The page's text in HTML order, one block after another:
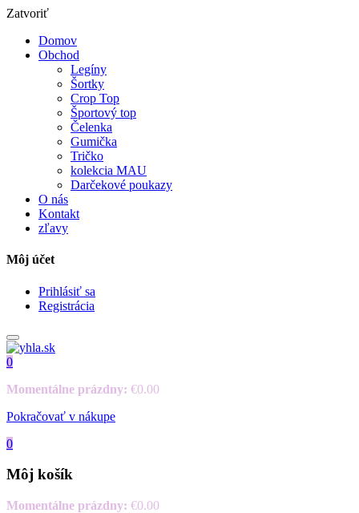
Zatvoriť
Domov
Obchod
Legíny
Šortky
Crop Top
Športový top
Čelenka
Gumička
Tričko
kolekcia MAU
Darčekové poukazy
O nás
Kontakt
zľavy
Môj účet
Prihlásiť sa
Registrácia
0
Momentálne prázdny: €0.00
Pokračovať v nákupe
0
Môj košík
Momentálne prázdny: €0.00